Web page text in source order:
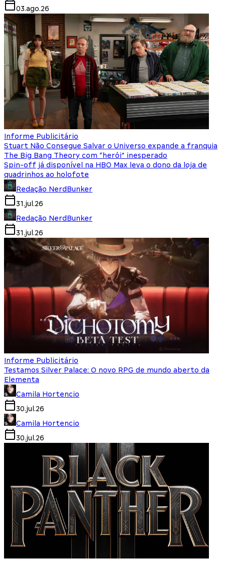
03.ago.26
Informe Publicitário
Stuart Não Consegue Salvar o Universo expande a franquia
The Big Bang Theory com “herói” inesperado
Spin-off já disponível na HBO Max leva o dono da loja de
quadrinhos ao holofote
Redação NerdBunker
31.jul.26
Redação NerdBunker
31.jul.26
Informe Publicitário
Testamos Silver Palace: O novo RPG de mundo aberto da
Elementa
Camila Hortencio
30.jul.26
Camila Hortencio
30.jul.26